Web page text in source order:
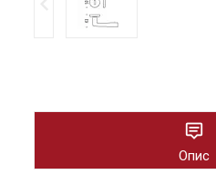
Опис